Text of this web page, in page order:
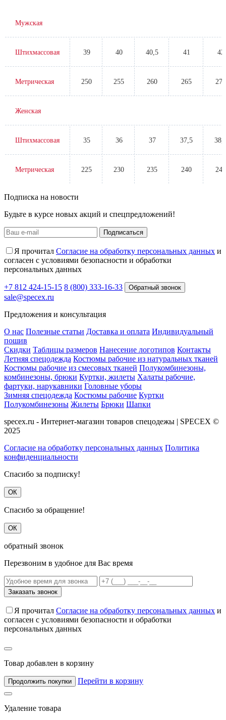
Мужская
Штихмассовая 39 40 40,5 41 42
Метрическая 250 255 260 265 270
Женская
Штихмассовая 35 36 37 37,5
Метрическая 225 230 235 240 245
Подписка на новости
Будьте в курсе новых акций и спецпредложений!
Подписаться
Я прочитал Согласие на обработку персональных данных и
согласен с условиями безопасности и обработки
персональных данных
+7 812 424-15-15 8 (800) 333-16-33 Обратный звонок
sale@specex.ru
Предложения и консультация
О нас Полезные статьи Доставка и оплата Индивидуальный
пошив
Скидки Таблицы размеров Нанесение логотипов Контакты
Летняя спецодежда Костюмы рабочие из натуральных тканей
Костюмы рабочие из смесовых тканей Полукомбинезоны,
комбинезоны, брюки Куртки, жилеты Халаты рабочие,
фартуки, нарукавники Головные уборы
Зимняя спецодежда Костюмы рабочие Куртки
Полукомбинезоны Жилеты Брюки Шапки
specex.ru - Интернет-магазин товаров спецодежы | SPECEX ©
2025
Согласие на обработку персональных данных Политика
конфиденциальности
Спасибо за подписку!
ОК
Спасибо за обращение!
ОК
обратный звонок
Перезвоним в удобное для Вас время
Заказать звонок
Я прочитал Согласие на обработку персональных данных и
согласен с условиями безопасности и обработки
персональных данных
Товар добавлен в корзину
Продолжить покупки Перейти в корзину
Удаление товара